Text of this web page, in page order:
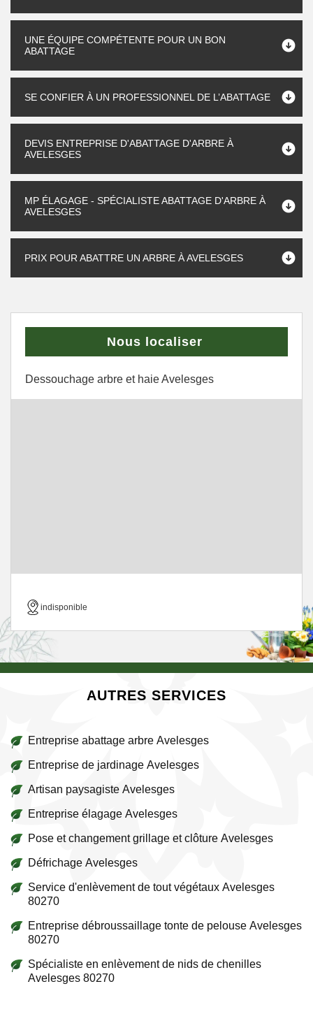
UNE ÉQUIPE COMPÉTENTE POUR UN BON
ABATTAGE
SE CONFIER À UN PROFESSIONNEL DE L’ABATTAGE
DEVIS ENTREPRISE D'ABATTAGE D'ARBRE À
AVELESGES
MP ÉLAGAGE - SPÉCIALISTE ABATTAGE D'ARBRE À
AVELESGES
PRIX POUR ABATTRE UN ARBRE À AVELESGES
Nous localiser
Dessouchage arbre et haie Avelesges
indisponible
AUTRES SERVICES
Entreprise abattage arbre Avelesges
Entreprise de jardinage Avelesges
Artisan paysagiste Avelesges
Entreprise élagage Avelesges
Pose et changement grillage et clôture Avelesges
Défrichage Avelesges
Service d'enlèvement de tout végétaux Avelesges
80270
Entreprise débroussaillage tonte de pelouse Avelesges
80270
Spécialiste en enlèvement de nids de chenilles
Avelesges 80270